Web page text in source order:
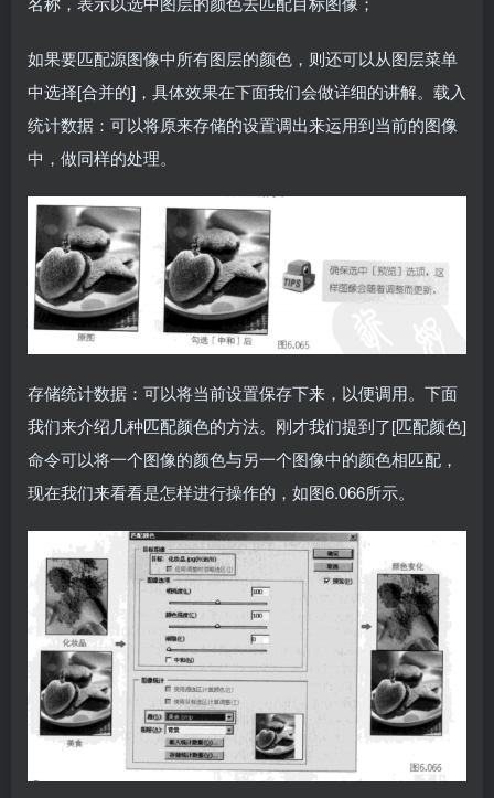
如果要匹配源图像中所有图层的颜色，则还可以从图层菜单
中选择[合并的]，具体效果在下面我们会做详细的讲解。载入
统计数据：可以将原来存储的设置调出来运用到当前的图像
中，做同样的处理。
存储统计数据：可以将当前设置保存下来，以便调用。下面
我们来介绍几种匹配颜色的方法。刚才我们提到了[匹配颜色]
命令可以将一个图像的颜色与另一个图像中的颜色相匹配，
现在我们来看看是怎样进行操作的，如图6.066所示。